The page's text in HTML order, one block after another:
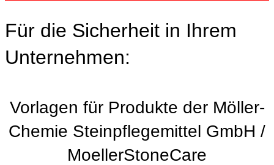
Für die Sicherheit in Ihrem
Unternehmen:
Vorlagen für Produkte der Möller-
Chemie Steinpflegemittel GmbH /
MoellerStoneCare